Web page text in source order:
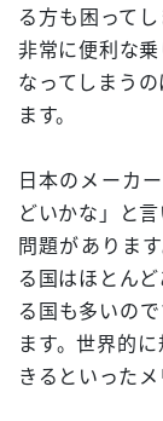
る方も困って
非常に便利な
なってしまう
ます。
日本のメーカ
どいかな」と
問題がありま
る国はほとん
る国も多いの
ます。世界的
きるといったメ